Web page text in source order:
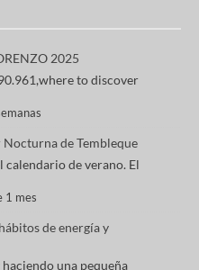
2025
to discover
de Tembleque
de verano. El
1 mes
de energía y
una pequeña